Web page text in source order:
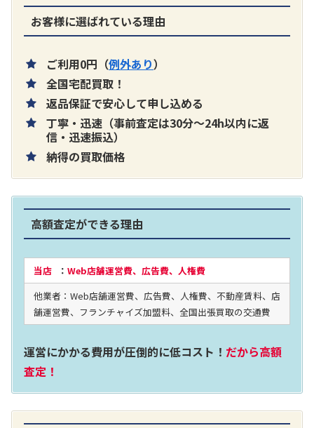
片耳巻き取りイヤホン内蔵ラジオ SRF-
2024年12月更新 オーディオ買取価格
LUXKIT
お客様に選ばれている理由
ご利用0円（例外あり）
全国宅配買取！
返品保証で安心して申し込める
丁寧・迅速（事前査定は30分～24h以内に返
信・迅速振込）
納得の買取価格
高額査定ができる理由
当店： Web店舗運営費、広告費、人権費
他業者：Web店舗運営費、広告費、人権費、不動産賃料、店
舗運営費、フランチャイズ加盟料、全国出張買取の交通費
運営にかかる費用が圧倒的に低コスト！ だから高額
査定！